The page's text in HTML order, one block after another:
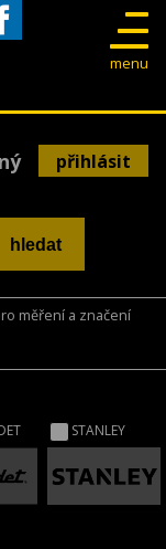
menu
přihlásit
měření a značení
STANLEY